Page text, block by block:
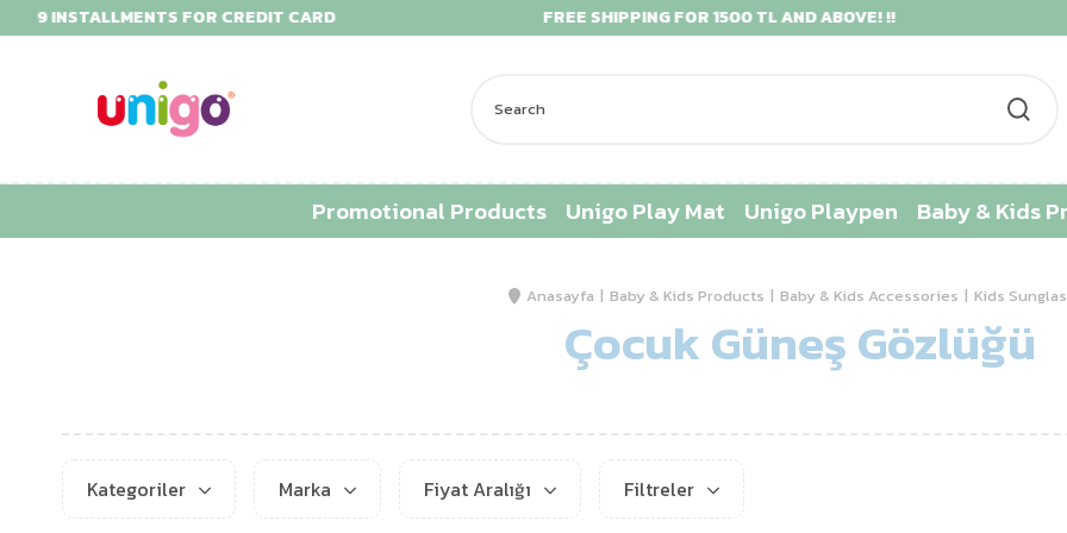
CARD FREE SHIPPING FOR 1500 TL AND ABOVE! !! 9 INSTALLMENTS FOR
Promotional Products Unigo Play Mat Unigo Playpen Baby & Kids
Anasayfa Baby & Kids Products Baby & Kids Accessories Kids
Çocuk Güneş Gözlüğü
Kategoriler Marka Fiyat Aralığı Filtreler